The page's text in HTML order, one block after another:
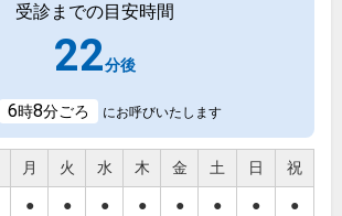
受診までの目安時間
22分後
6時8分ごろ にお呼びいたします
月 火 水 木 金 土 日 祝
● ● ● ● ● ● ● ●